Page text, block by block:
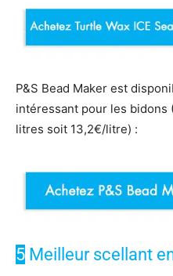
P&S Bead Maker est
intéressant pour les
litres soit 13,2€/litre) :
5 Meilleur scellant